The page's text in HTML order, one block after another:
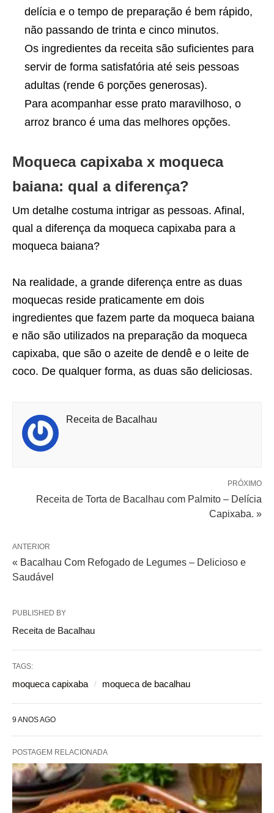
delícia e o tempo de preparação é bem rápido,
não passando de trinta e cinco minutos.
Os ingredientes da receita são suficientes para
servir de forma satisfatória até seis pessoas
adultas (rende 6 porções generosas).
Para acompanhar esse prato maravilhoso, o
arroz branco é uma das melhores opções.
Moqueca capixaba x moqueca
baiana: qual a diferença?
Um detalhe costuma intrigar as pessoas. Afinal,
qual a diferença da moqueca capixaba para a
moqueca baiana?
Na realidade, a grande diferença entre as duas
moquecas reside praticamente em dois
ingredientes que fazem parte da moqueca baiana
e não são utilizados na preparação da moqueca
capixaba, que são o azeite de dendê e o leite de
coco. De qualquer forma, as duas são deliciosas.
Receita de Bacalhau
PRÓXIMO
Receita de Torta de Bacalhau com Palmito – Delícia
Capixaba. »
ANTERIOR
« Bacalhau Com Refogado de Legumes – Delicioso e
Saudável
PUBLISHED BY
Receita de Bacalhau
TAGS:
moqueca capixaba moqueca de bacalhau
9 ANOS AGO
POSTAGEM RELACIONADA